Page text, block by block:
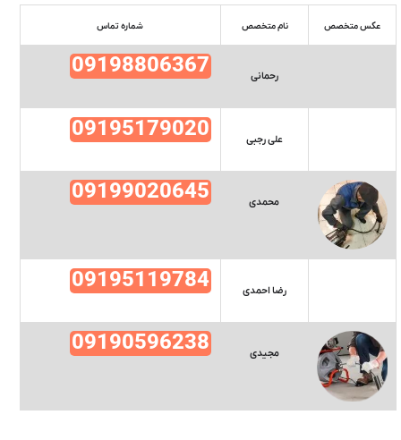
عکس متخصص نام متخصص شماره تماس
رحمانی 09198806367
علی رجبی 09195179020
محمدی 09199020645
رضا احمدی 09195119784
مجیدی 09190596238